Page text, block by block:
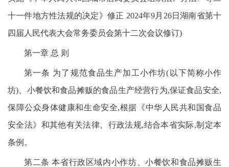
十一件地方性法规的决定》修正 2024年9月26日湖南省第十
四届人民代表大会常务委员会第十二次会议修订)
第一章 总 则
第一条 为了规范食品生产加工小作坊(以下简称小作
坊)、小餐饮和食品摊贩的食品生产经营行为,保证食品安全,
保障公众身体健康和生命安全,根据《中华人民共和国食品
安全法》和其他有关法律、行政法规,结合本省实际,制定本
条例。
第二条 本省行政区域内小作坊、小餐饮和食品摊贩生